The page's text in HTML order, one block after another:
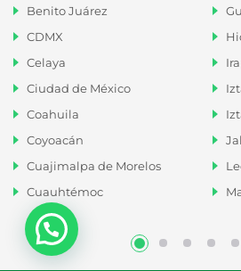
Benito Juárez
CDMX
Celaya
Ciudad de México
Coahuila
Coyoacán
Cuajimalpa de Morelos
Cuauhtémoc